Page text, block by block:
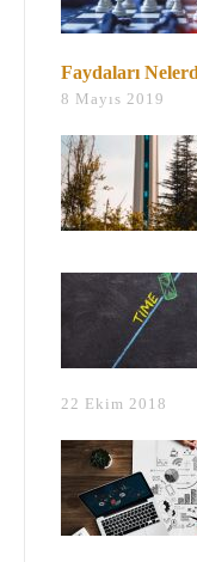
Faydaları
8 Mayıs 2019
22 Ekim 2018